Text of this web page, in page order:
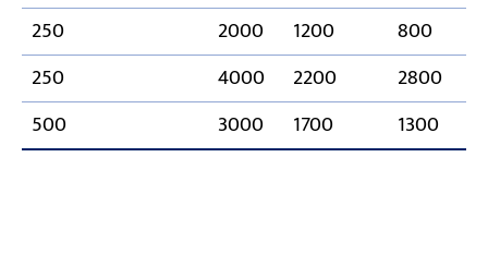
250
2000 1200
800
250
4000 2200
2800
500
3000 1700 1300